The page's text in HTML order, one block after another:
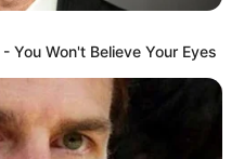
You Won't Believe Your Eyes